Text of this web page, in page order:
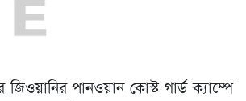
পানওয়ান কোস্ট গার্ড ক্যাম্পে